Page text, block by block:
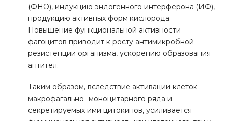
(ФНО), индукцию эндогенного интерферона (ИФ),
продукцию активных форм кислорода.
Повышение функциональной активности
фагоцитов приводит к росту антимикробной
резистенции организма, ускорению образования
антител.
Таким образом, вследствие активации клеток
макрофагально- моноцитарного ряда и
секретируемых ими цитокинов, усиливается